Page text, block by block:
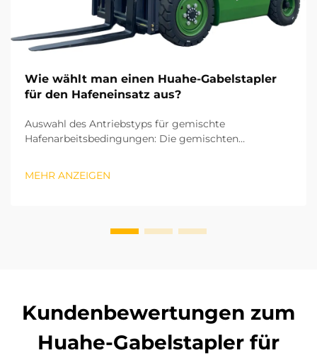
Wie wählt man einen Huahe-Gabelstapler
für den Hafeneinsatz aus?
Auswahl des Antriebstyps für gemischte
Hafenarbeitsbedingungen: Die gemischten
und Entladen im Freigelände. Daher ist der
MEHR ANZEIGEN
Kundenbewertungen zum
Huahe-Gabelstapler für